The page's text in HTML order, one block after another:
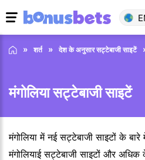
शर्त देश के अनुसार सट्टेबाजी साइटें
मंगोलिया सट्टेबाजी साइटें
मंगोलिया में नई सट्टेबाजी साइटों के बारे
मंगोलियाई सट्टेबाजी साइटों और अधिक